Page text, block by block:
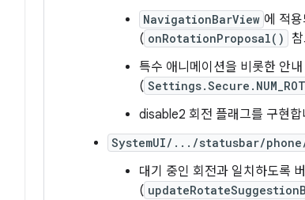
NavigationBarView 에 적
( onRotationProposal()
특수 애니메이션을 비롯한 안
(
disable2 회전 플래그를 구현합
SystemUI/.../statusbar/
대기 중인 회전과 일치하도록
(